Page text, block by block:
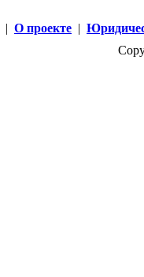
| О проекте |